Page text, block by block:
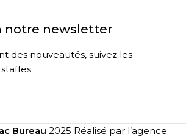
notre newsletter
des nouveautés, suivez les
Bureau 2025 Réalisé par l’agence